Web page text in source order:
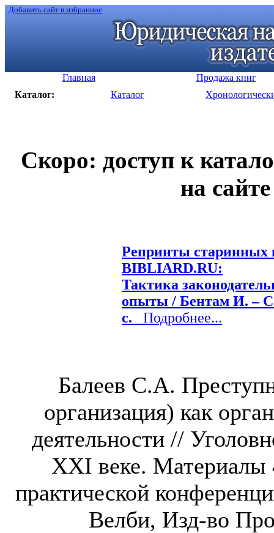
Добавить сайт в избранное
Главная
Продажа книг
Каталог:
Каталог
Скоро: доступ к
на
Репринты старинных
BIBLIARD.RU:
Тактика
опыты / Бентам И. –
с. Подробнее...
Балеев С.А.
организация) как
деятельности //
XXI веке.
практической
Велби, Изд-во